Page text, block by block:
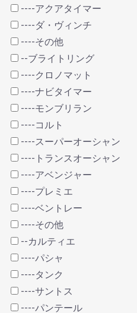
----アクアタイマー
----ダ・ヴィンチ
----その他
--ブライトリング
----クロノマット
----ナビタイマー
----モンブリラン
----コルト
----スーパーオーシャン
----トランスオーシャン
----アベンジャー
----プレミエ
----ベントレー
----その他
--カルティエ
----パシャ
----タンク
----サントス
----パンテール